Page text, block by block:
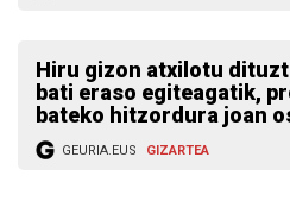
Hiru gizon atxilotu
bati eraso egiteagatik,
bateko hitzordura joan
GEURIA.EUS GIZARTEA